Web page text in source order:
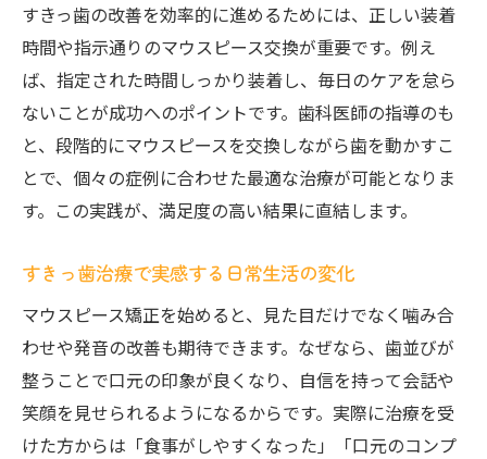
すきっ歯の改善を効率的に進めるためには、正しい装着
時間や指示通りのマウスピース交換が重要です。例え
ば、指定された時間しっかり装着し、毎日のケアを怠ら
ないことが成功へのポイントです。歯科医師の指導のも
と、段階的にマウスピースを交換しながら歯を動かすこ
とで、個々の症例に合わせた最適な治療が可能となりま
す。この実践が、満足度の高い結果に直結します。
すきっ歯治療で実感する日常生活の変化
マウスピース矯正を始めると、見た目だけでなく噛み合
わせや発音の改善も期待できます。なぜなら、歯並びが
整うことで口元の印象が良くなり、自信を持って会話や
笑顔を見せられるようになるからです。実際に治療を受
けた方からは「食事がしやすくなった」「口元のコンプ